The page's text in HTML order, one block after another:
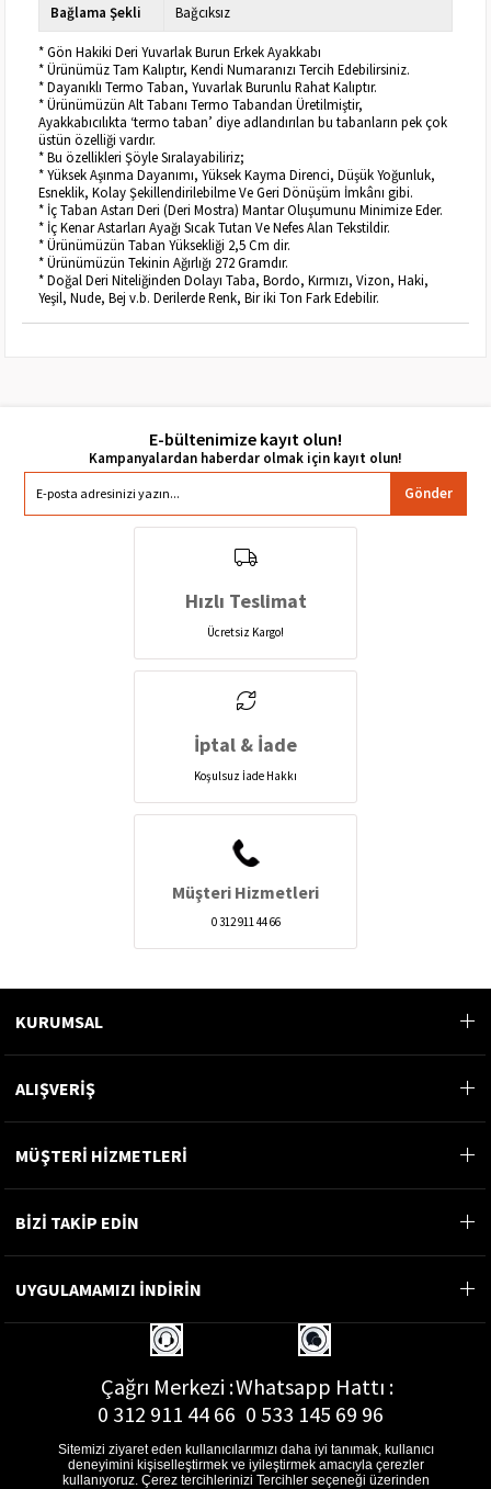
Bağlama Şekli
Bağcıksız
* Gön Hakiki Deri Yuvarlak Burun Erkek Ayakkabı
* Ürünümüz Tam Kalıptır, Kendi Numaranızı Tercih Edebilirsiniz.
* Dayanıklı Termo Taban, Yuvarlak Burunlu Rahat Kalıptır.
* Ürünümüzün Alt Tabanı Termo Tabandan Üretilmiştir,
Ayakkabıcılıkta ‘termo taban’ diye adlandırılan bu tabanların pek çok
üstün özelliği vardır.
* Bu özellikleri Şöyle Sıralayabiliriz;
* Yüksek Aşınma Dayanımı, Yüksek Kayma Direnci, Düşük Yoğunluk,
Esneklik, Kolay Şekillendirilebilme Ve Geri Dönüşüm İmkânı gibi.
* İç Taban Astarı Deri (Deri Mostra) Mantar Oluşumunu Minimize Eder.
* İç Kenar Astarları Ayağı Sıcak Tutan Ve Nefes Alan Tekstildir.
* Ürünümüzün Taban Yüksekliği 2,5 Cm dir.
* Ürünümüzün Tekinin Ağırlığı 272 Gramdır.
* Doğal Deri Niteliğinden Dolayı Taba, Bordo, Kırmızı, Vizon, Haki,
Yeşil, Nude, Bej v.b. Derilerde Renk, Bir iki Ton Fark Edebilir.
E-bültenimize kayıt olun!
Gönder
Hızlı Teslimat
Ücretsiz Kargo!
İptal & İade
Koşulsuz İade Hakkı
Müşteri Hizmetleri
0 312 911 44 66
KURUMSAL
ALIŞVERİŞ
MÜŞTERİ HİZMETLERİ
BİZİ TAKİP EDİN
UYGULAMAMIZI İNDİRİN
Çağrı Merkezi :
0 312 911 44 66
Whatsapp Hattı :
0 533 145 69 96
Sitemizi ziyaret eden kullanıcılarımızı daha iyi tanımak, kullanıcı
deneyimini kişiselleştirmek ve iyileştirmek amacıyla çerezler
kullanıyoruz. Çerez tercihlerinizi Tercihler seçeneği üzerinden